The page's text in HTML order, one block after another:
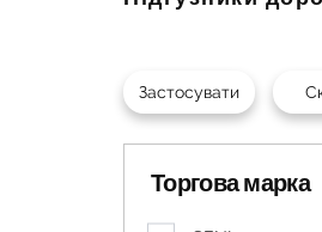
Торгова марка